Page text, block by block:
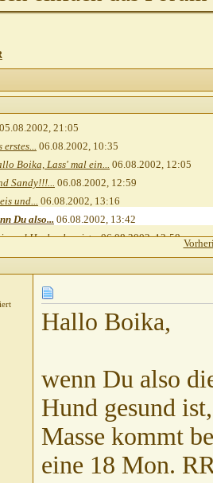
05.08.2002, 21:05
06.08.2002, 10:35
Boika, Lass' mal ein... 06.08.2002, 12:05
Sandy!!!... 06.08.2002, 12:59
und... 06.08.2002, 13:16
Du also... 06.08.2002, 13:42
und Huehnchen ist...06.08.2002,13:58
mit den...06.08.2002,14:07
Boika Ich hatte das...06.08.2002,14:52
das mit...
Probleme beim... 07.08.2002,
& Boika, Vielleicht...07.08.2002,
gebe ich...
07.08.2002, 20:20
07.08.2002,21:39
07.08.2002,22:13
22:37
Boika, Du...07.08.2002,
08:56
Hallo Boika,
wenn Du also
Hund gesund
Masse kommt
eine 18 Mon.